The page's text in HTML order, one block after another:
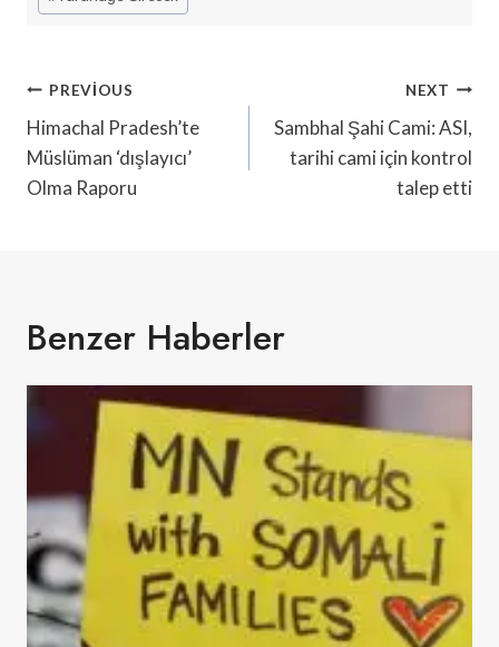
Yazı
Gezinmesi
PREVIOUS
Himachal Pradesh’te
Müslüman ‘dışlayıcı’
Olma Raporu
NEXT
Sambhal Şahi Cami: ASI,
tarihi cami için kontrol
talep etti
Benzer Haberler